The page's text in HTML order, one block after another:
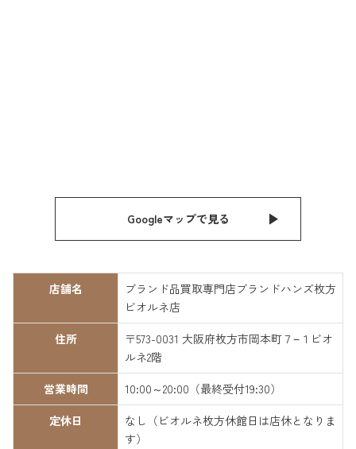
Googleマップで見る
店舗名
ブランド品買取専門店ブランドハンズ枚方
ビオルネ店
住所
〒573-0031 大阪府枚方市岡本町７−１ビオ
ルネ2階
営業時間
10:00～20:00（最終受付19:30）
定休日
なし（ビオルネ枚方休館日は店休となりま
す）